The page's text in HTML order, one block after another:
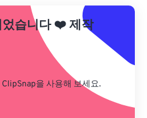
습니다❤️제작
을 사용해 보세요.